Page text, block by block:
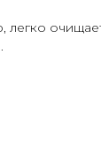
легко